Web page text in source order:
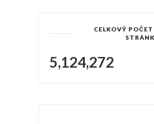
CELKOVÝ
5,124,272